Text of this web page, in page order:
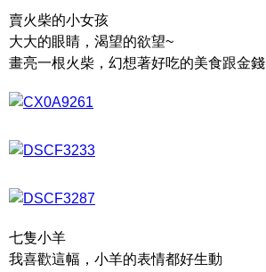
賣火柴的小女孩
大大的眼睛，渴望的欲望~
畫亮一根火柴，幻想著好吃的美食跟金錢
七隻小羊
我喜歡這幅，小羊的表情都好生動